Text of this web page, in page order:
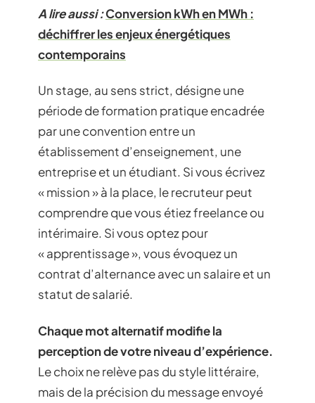
A lire aussi :Conversion kWh en MWh :
déchiffrer les enjeux énergétiques
contemporains
Un stage, au sens strict, désigne une
période de formation pratique encadrée
par une convention entre un
établissement d’enseignement, une
entreprise et un étudiant. Si vous écrivez
« mission » à la place, le recruteur peut
comprendre que vous étiez freelance ou
intérimaire. Si vous optez pour
« apprentissage », vous évoquez un
contrat d’alternance avec un salaire et un
statut de salarié.
Chaque mot alternatif modifie la
perception de votre niveau d’expérience.
Le choix ne relève pas du style littéraire,
mais de la précision du message envoyé